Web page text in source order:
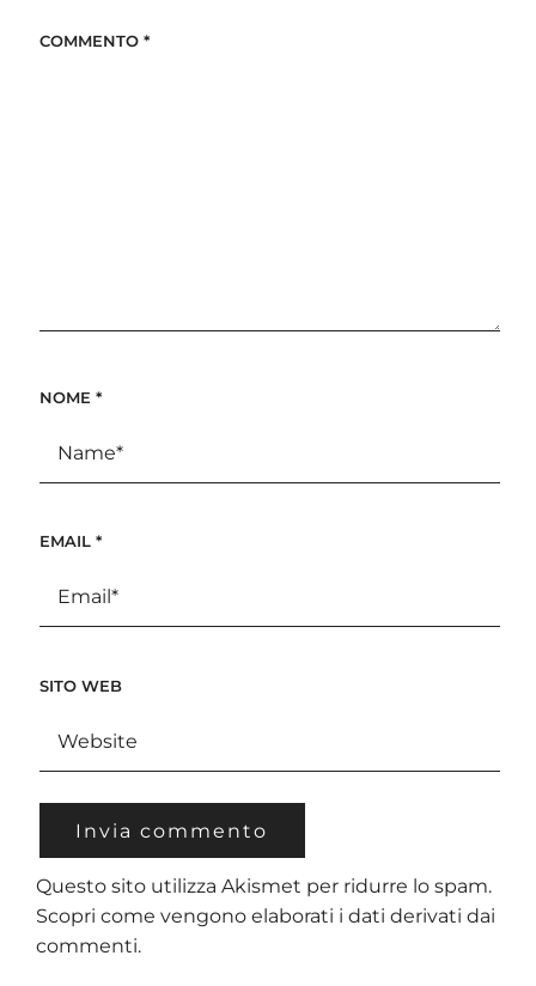
COMMENTO *
NOME *
EMAIL *
SITO WEB
Questo sito utilizza Akismet per ridurre lo spam.
Scopri come vengono elaborati i dati derivati dai
commenti.